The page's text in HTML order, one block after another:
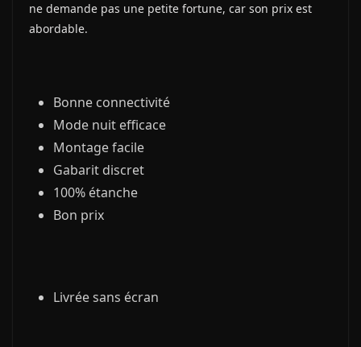
ne demande pas une petite fortune, car son prix est
abordable.
Bonne connectivité
Mode nuit efficace
Montage facile
Gabarit discret
100% étanche
Bon prix
Livrée sans écran